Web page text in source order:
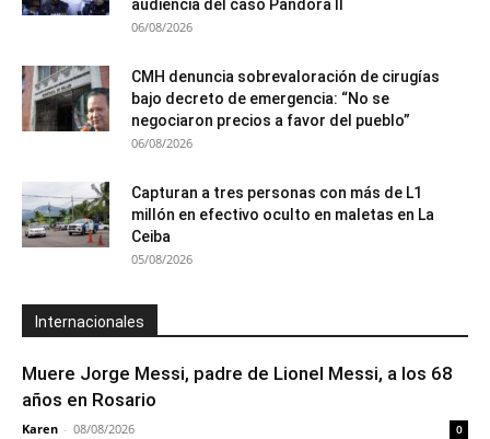
audiencia del caso Pandora II
06/08/2026
CMH denuncia sobrevaloración de cirugías
bajo decreto de emergencia: “No se
negociaron precios a favor del pueblo”
06/08/2026
Capturan a tres personas con más de L1
millón en efectivo oculto en maletas en La
Ceiba
05/08/2026
Internacionales
Muere Jorge Messi, padre de Lionel Messi, a los 68
años en Rosario
Karen - 08/08/2026 0